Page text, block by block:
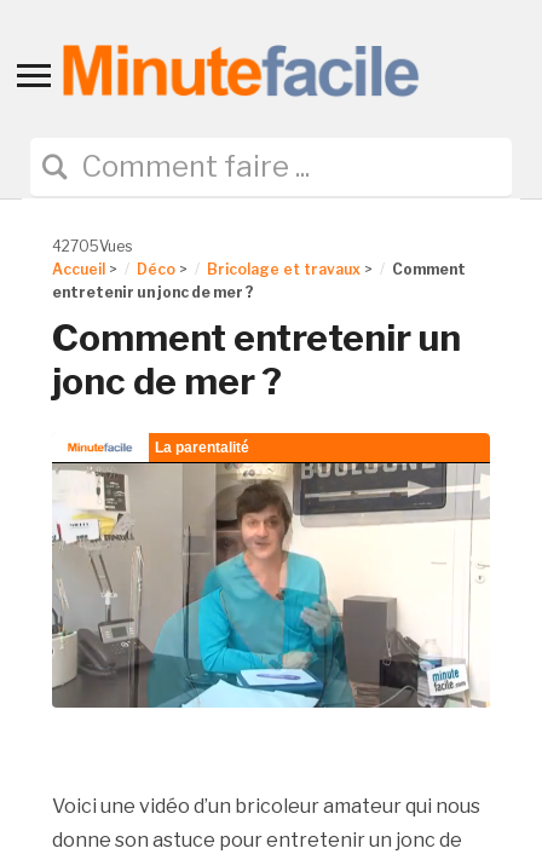
Toggle
navigation
42705Vues
Accueil > Déco > Bricolage et travaux >
Comment
entretenir un jonc de mer ?
Comment entretenir un
jonc de mer ?
Voici une vidéo d’un bricoleur amateur qui nous
donne son astuce pour entretenir un jonc de